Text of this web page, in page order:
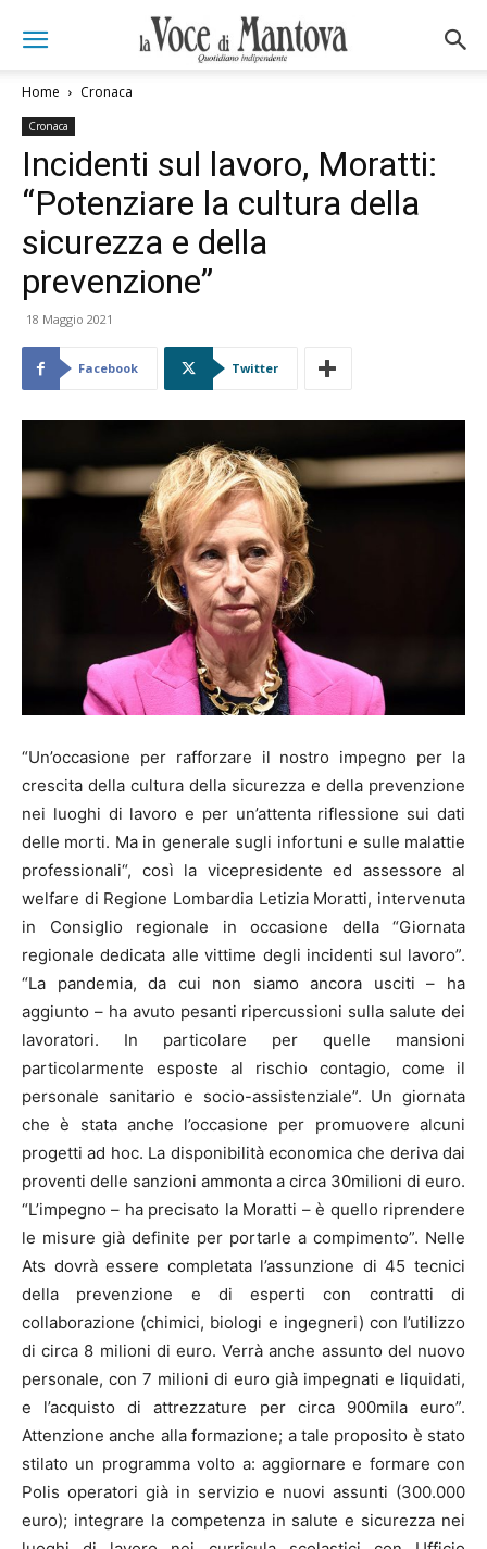
Home Cronaca
Cronaca
Incidenti sul lavoro, Moratti:
“Potenziare la cultura della
sicurezza e della
prevenzione”
18 Maggio 2021
Facebook Twitter
“Un’occasione per rafforzare il nostro impegno per la
crescita della cultura della sicurezza e della prevenzione
nei luoghi di lavoro e per un’attenta riflessione sui dati
delle morti. Ma in generale sugli infortuni e sulle malattie
professionali“, così la vicepresidente ed assessore al
welfare di Regione Lombardia Letizia Moratti, intervenuta
in Consiglio regionale in occasione della “Giornata
regionale dedicata alle vittime degli incidenti sul lavoro”.
“La pandemia, da cui non siamo ancora usciti – ha
aggiunto – ha avuto pesanti ripercussioni sulla salute dei
lavoratori. In particolare per quelle mansioni
particolarmente esposte al rischio contagio, come il
personale sanitario e socio-assistenziale”. Un giornata
che è stata anche l’occasione per promuovere alcuni
progetti ad hoc. La disponibilità economica che deriva dai
proventi delle sanzioni ammonta a circa 30milioni di euro.
“L’impegno – ha precisato la Moratti – è quello riprendere
le misure già definite per portarle a compimento”. Nelle
Ats dovrà essere completata l’assunzione di 45 tecnici
della prevenzione e di esperti con contratti di
collaborazione (chimici, biologi e ingegneri) con l’utilizzo
di circa 8 milioni di euro. Verrà anche assunto del nuovo
personale, con 7 milioni di euro già impegnati e liquidati,
e l’acquisto di attrezzature per circa 900mila euro”.
Attenzione anche alla formazione; a tale proposito è stato
stilato un programma volto a: aggiornare e formare con
Polis operatori già in servizio e nuovi assunti (300.000
euro); integrare la competenza in salute e sicurezza nei